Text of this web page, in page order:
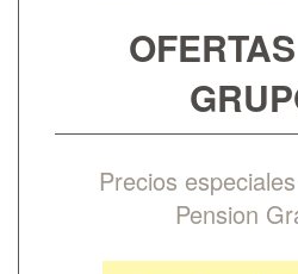
Precios
Pension